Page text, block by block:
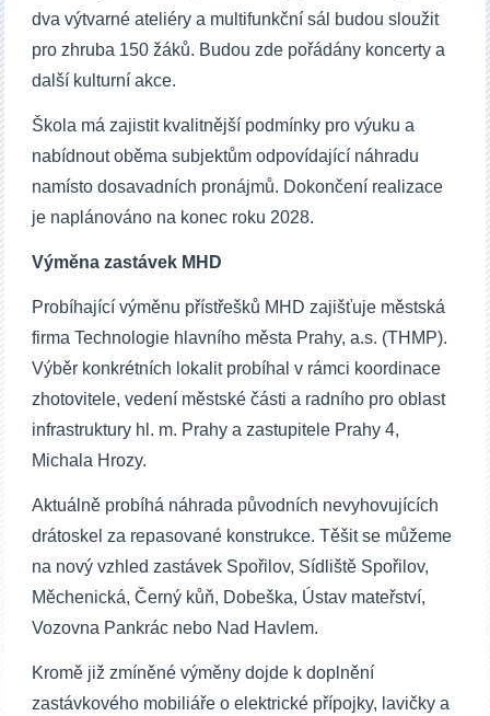
dva výtvarné ateliéry a multifunkční sál budou sloužit
pro zhruba 150 žáků. Budou zde pořádány koncerty a
další kulturní akce.
Škola má zajistit kvalitnější podmínky pro výuku a
nabídnout oběma subjektům odpovídající náhradu
namísto dosavadních pronájmů. Dokončení realizace
je naplánováno na konec roku 2028.
Výměna zastávek MHD
Probíhající výměnu přístřešků MHD zajišťuje městská
firma Technologie hlavního města Prahy, a.s. (THMP).
Výběr konkrétních lokalit probíhal v rámci koordinace
zhotovitele, vedení městské části a radního pro oblast
infrastruktury hl. m. Prahy a zastupitele Prahy 4,
Michala Hrozy.
Aktuálně probíhá náhrada původních nevyhovujících
drátoskel za repasované konstrukce. Těšit se můžeme
na nový vzhled zastávek Spořilov, Sídliště Spořilov,
Měchenická, Černý kůň, Dobeška, Ústav mateřství,
Vozovna Pankrác nebo Nad Havlem.
Kromě již zmíněné výměny dojde k doplnění
zastávkového mobiliáře o elektrické přípojky, lavičky a